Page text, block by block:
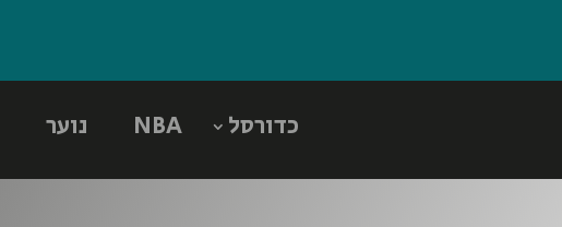
כדורסל NBA נוער